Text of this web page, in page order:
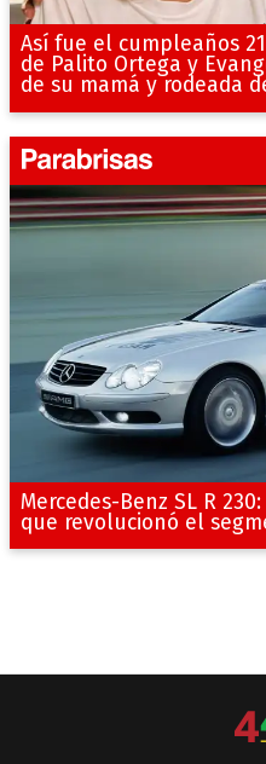
Así fue el cumpleaños
de Palito Ortega y
de su mamá y rodeada
Mercedes-Benz SL R
que revolucionó el